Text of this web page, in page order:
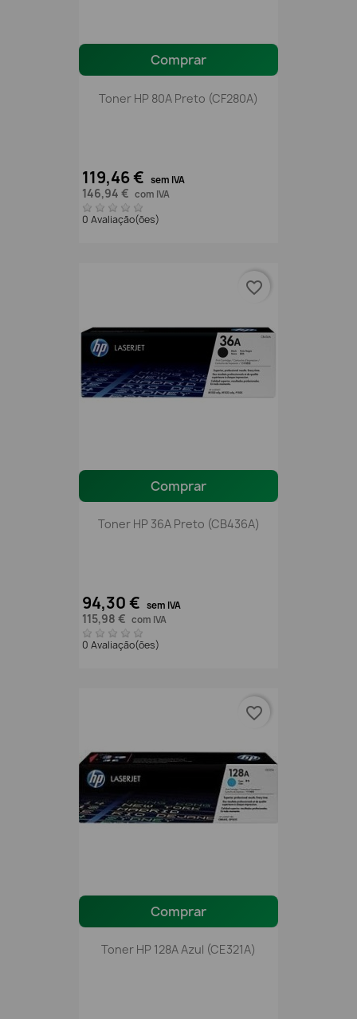
Comprar
Toner HP 80A Preto (CF280A)
119,46 € sem IVA
146,94 € com IVA
0 Avaliação(ões)
Comprar
Toner HP 36A Preto (CB436A)
94,30 € sem IVA
115,98 € com IVA
0 Avaliação(ões)
favorite_border
Comprar
Toner HP 128A Azul (CE321A)
favorite_border